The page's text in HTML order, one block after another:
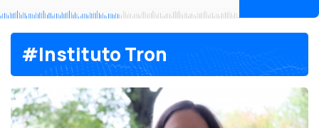
#Instituto Tron